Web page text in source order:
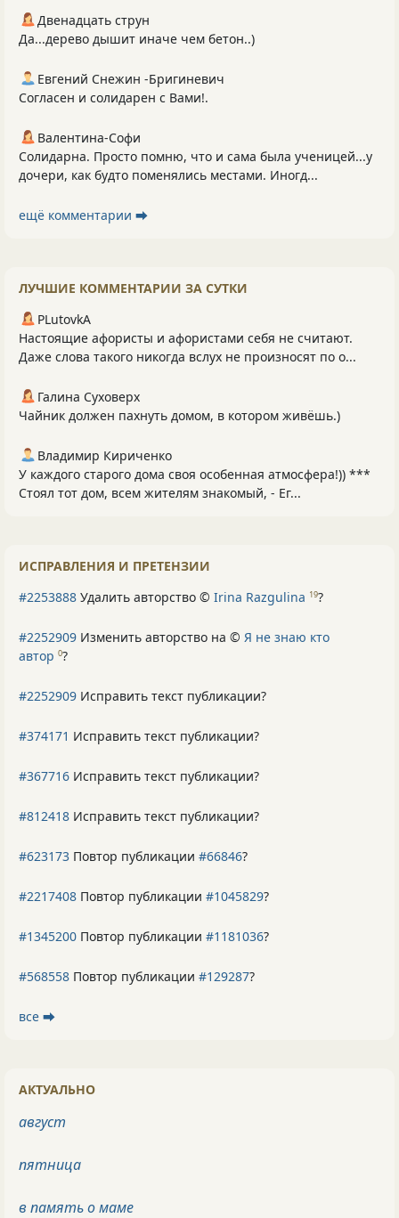
Двенадцать струн
Да...дерево дышит иначе чем бетон..)
Евгений Снежин -Бригиневич
Согласен и солидарен с Вами!.
Валентина-Софи
Солидарна. Просто помню, что и сама была ученицей...у
дочери, как будто поменялись местами. Иногд...
ещё комментарии ⮕
ЛУЧШИЕ КОММЕНТАРИИ ЗА СУТКИ
PLutоvkА
Настоящие афористы и афористами себя не считают.
Даже слова такого никогда вслух не произносят по о...
Галина Суховерх
Чайник должен пахнуть домом, в котором живёшь.)
Владимир Кириченко
У каждого старого дома своя особенная атмосфера!)) ***
Стоял тот дом, всем жителям знакомый, - Ег...
ИСПРАВЛЕНИЯ И ПРЕТЕНЗИИ
#2253888 Удалить авторство © Irina Razgulina 19?
#2252909 Изменить авторство на © Я не знаю кто
автор 0?
#2252909 Исправить текст публикации?
#374171 Исправить текст публикации?
#367716 Исправить текст публикации?
#812418 Исправить текст публикации?
#623173 Повтор публикации #66846?
#2217408 Повтор публикации #1045829?
#1345200 Повтор публикации #1181036?
#568558 Повтор публикации #129287?
все ⮕
АКТУАЛЬНО
август
пятница
в память о маме